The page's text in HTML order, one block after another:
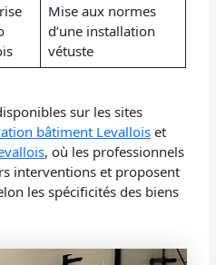
Mise aux normes
d’une installation
vétuste
sur les sites
bâtiment Levallois et
, où les professionnels
interventions et proposent
les spécificités des biens